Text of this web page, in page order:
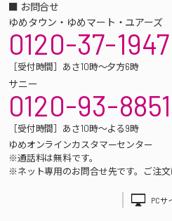
■ お問合せ
ゆめタウン・ゆめマート・ユアーズ
0120-37-1947
［受付時間］あさ10時～夕方6時
サニー
0120-93-8851
［受付時間］あさ10時～よる9時
ゆめオンラインカスタマーセンター
※通話料は無料です。
※ネット専用のお問合せ先です。ご注文
PCサ